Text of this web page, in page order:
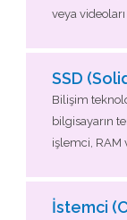
veya
SSD
Bilişim
bilgisayarın
işlemci, RAM
İstemci